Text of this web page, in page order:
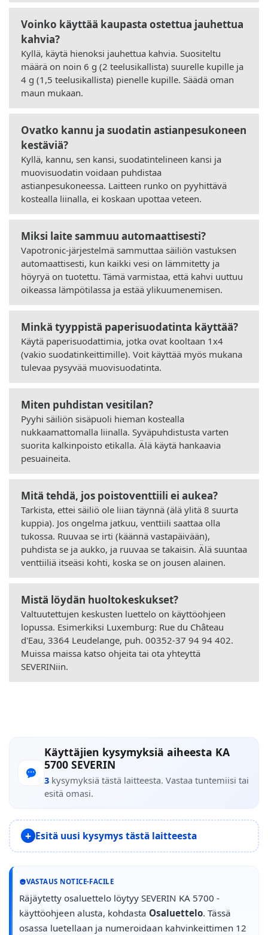
Voinko käyttää kaupasta ostettua jauhettua
kahvia?
Kyllä, käytä hienoksi jauhettua kahvia. Suositeltu
määrä on noin 6 g (2 teelusikallista) suurelle kupille ja
4 g (1,5 teelusikallista) pienelle kupille. Säädä oman
maun mukaan.
Ovatko kannu ja suodatin astianpesukoneen
kestäviä?
Kyllä, kannu, sen kansi, suodatintelineen kansi ja
muovisuodatin voidaan puhdistaa
astianpesukoneessa. Laitteen runko on pyyhittävä
kostealla liinalla, ei koskaan upottaa veteen.
Miksi laite sammuu automaattisesti?
Vapotronic-järjestelmä sammuttaa säiliön vastuksen
automaattisesti, kun kaikki vesi on lämmitetty ja
höyryä on tuotettu. Tämä varmistaa, että kahvi uuttuu
oikeassa lämpötilassa ja estää ylikuumenemisen.
Minkä tyyppistä paperisuodatinta käyttää?
Käytä paperisuodattimia, jotka ovat kooltaan 1x4
(vakio suodatinkeittimille). Voit käyttää myös mukana
tulevaa pysyvää muovisuodatinta.
Miten puhdistan vesitilan?
Pyyhi säiliön sisäpuoli hieman kostealla
nukkaamattomalla liinalla. Syväpuhdistusta varten
suorita kalkinpoisto etikalla. Älä käytä hankaavia
pesuaineita.
Mitä tehdä, jos poistoventtiili ei aukea?
Tarkista, ettei säiliö ole liian täynnä (älä ylitä 8 suurta
kuppia). Jos ongelma jatkuu, venttiili saattaa olla
tukossa. Ruuvaa se irti (käännä vastapäivään),
puhdista se ja aukko, ja ruuvaa se takaisin. Älä suuntaa
venttiiliä itseäsi kohti, koska se on jousen alainen.
Mistä löydän huoltokeskukset?
Valtuutettujen keskusten luettelo on käyttöohjeen
lopussa. Esimerkiksi Luxemburg: Rue du Château
d'Eau, 3364 Leudelange, puh. 00352-37 94 94 402.
Muissa maissa katso ohjeita tai ota yhteyttä
SEVERINiin.
Käyttäjien kysymyksiä aiheesta KA
5700 SEVERIN
3 kysymyksiä tästä laitteesta. Vastaa tuntemiisi tai
esitä omasi.
Esitä uusi kysymys tästä laitteesta
VASTAUS NOTICE-FACILE
Räjäytetty osaluettelo löytyy SEVERIN KA 5700 -
käyttöohjeen alusta, kohdasta Osaluettelo. Tässä
osassa luetellaan ja numeroidaan kahvinkeittimen 12